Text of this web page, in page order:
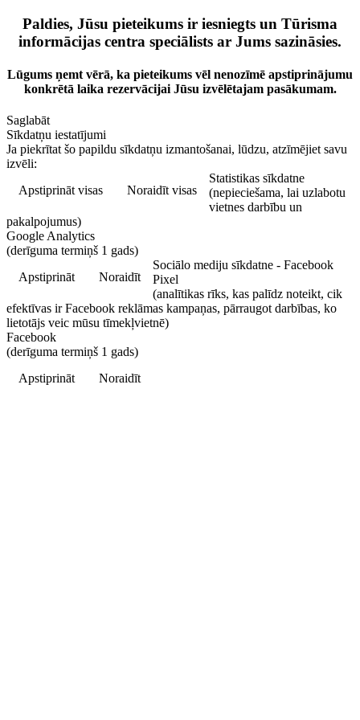
Paldies, Jūsu pieteikums ir iesniegts un Tūrisma
informācijas centra speciālists ar Jums sazināsies.
Lūgums ņemt vērā, ka pieteikums vēl nenozīmē apstiprinājumu
konkrētā laika rezervācijai Jūsu izvēlētajam pasākumam.
Saglabāt
Sīkdatņu iestatījumi
Ja piekrītat šo papildu sīkdatņu izmantošanai, lūdzu, atzīmējiet savu
izvēli:
Apstiprināt visas
Noraidīt visas
Statistikas sīkdatne
(nepieciešama, lai uzlabotu
vietnes darbību un
pakalpojumus)
Google Analytics
(derīguma termiņš 1 gads)
Apstiprināt
Noraidīt
Sociālo mediju sīkdatne - Facebook
Pixel
(analītikas rīks, kas palīdz noteikt, cik
efektīvas ir Facebook reklāmas kampaņas, pārraugot darbības, ko
lietotājs veic mūsu tīmekļvietnē)
Facebook
(derīguma termiņš 1 gads)
Apstiprināt
Noraidīt